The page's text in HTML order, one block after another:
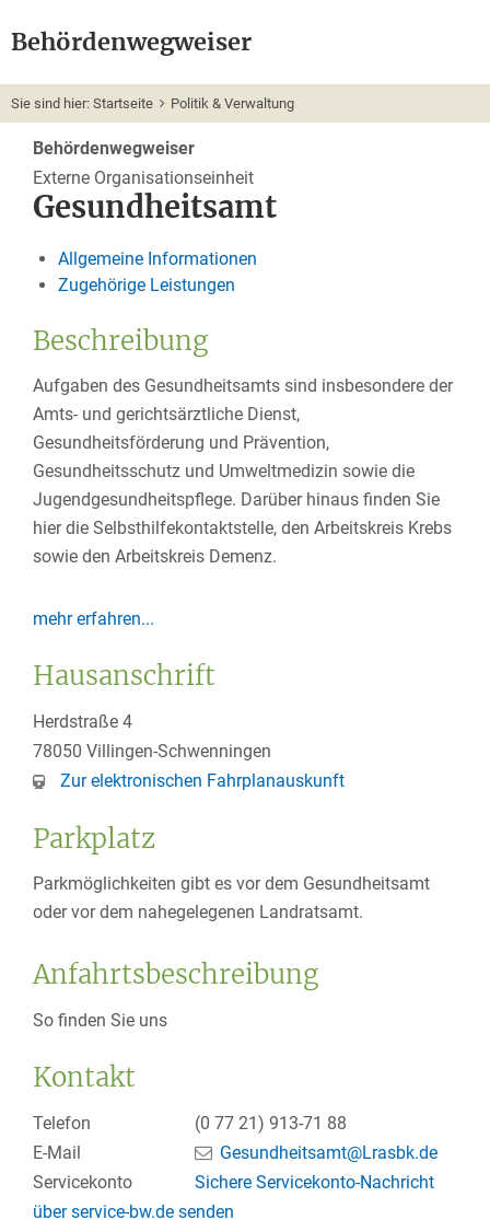
Behördenwegweiser
Sie sind hier: Startseite Politik & Verwaltung
Behördenwegweiser
Externe Organisationseinheit
Gesundheitsamt
Allgemeine Informationen
Zugehörige Leistungen
Beschreibung
Aufgaben des Gesundheitsamts sind insbesondere der
Amts- und gerichtsärztliche Dienst,
Gesundheitsförderung und Prävention,
Gesundheitsschutz und Umweltmedizin sowie die
Jugendgesundheitspflege. Darüber hinaus finden Sie
hier die Selbsthilfekontaktstelle, den Arbeitskreis Krebs
sowie den Arbeitskreis Demenz.
mehr erfahren...
Hausanschrift
Herdstraße 4
78050 Villingen-Schwenningen
Zur elektronischen Fahrplanauskunft
Parkplatz
Parkmöglichkeiten gibt es vor dem Gesundheitsamt
oder vor dem nahegelegenen Landratsamt.
Anfahrtsbeschreibung
So finden Sie uns
Kontakt
Telefon (0 77 21) 913-71 88
E-Mail
Gesundheitsamt@Lrasbk.de
Servicekonto
Sichere Servicekonto-Nachricht
über service-bw.de senden